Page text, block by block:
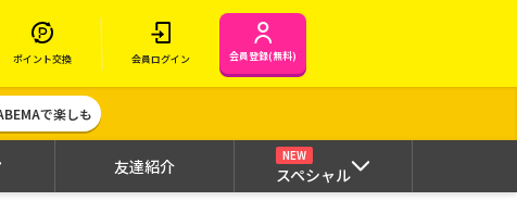
ポイント交換 会員ログイン 会員登録(無料)
で楽しも
友達紹介
NEW
スペシャル